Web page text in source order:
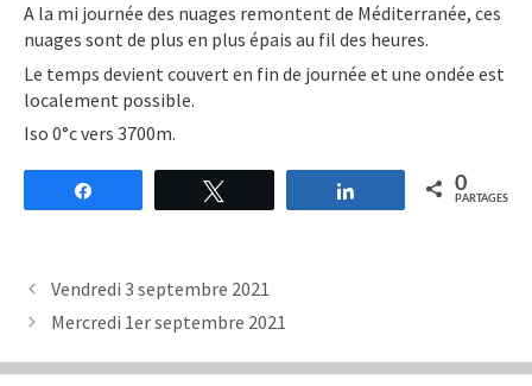
A la mi journée des nuages remontent de Méditerranée, ces
nuages sont de plus en plus épais au fil des heures.
Le temps devient couvert en fin de journée et une ondée est
localement possible.
Iso 0°c vers 3700m.
Partagez 0
PARTAGES
Vendredi 3 septembre 2021
Mercredi 1er septembre 2021